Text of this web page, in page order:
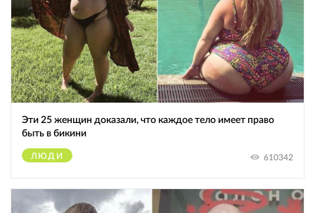
Эти 25 женщин доказали, что каждое тело имеет право
быть в бикини
ЛЮДИ 610342